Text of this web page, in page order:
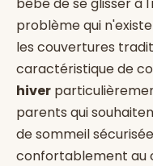
problème qui
les couvertures
caractéristique de
hiver
parents qui
de sommeil
confortablement au